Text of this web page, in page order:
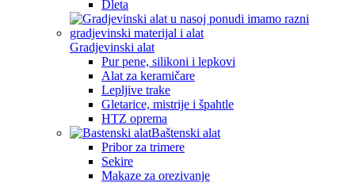
Dleta
Gradjevinski alat
Pur pene, silikoni i lepkovi
Alat za keramičare
Lepljive trake
Gletarice, mistrije i špahtle
HTZ oprema
Baštenski alat
Pribor za trimere
Sekire
Makaze za orezivanje